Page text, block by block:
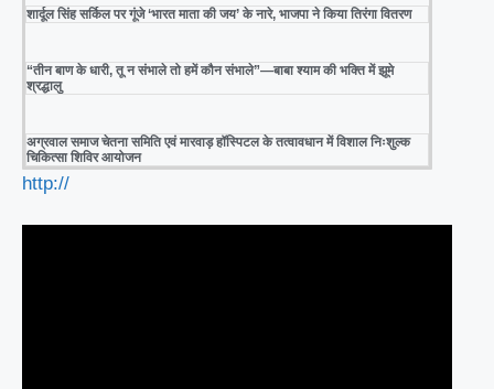
शार्दूल सिंह सर्किल पर गूंजे ‘भारत माता की जय’ के नारे, भाजपा ने किया तिरंगा वितरण
“तीन बाण के धारी, तू न संभाले तो हमें कौन संभाले”—बाबा श्याम की भक्ति में झूमे
श्रद्धालु
अग्रवाल समाज चेतना समिति एवं मारवाड़ हॉस्पिटल के तत्वावधान में विशाल निःशुल्क
चिकित्सा शिविर आयोजन
http://